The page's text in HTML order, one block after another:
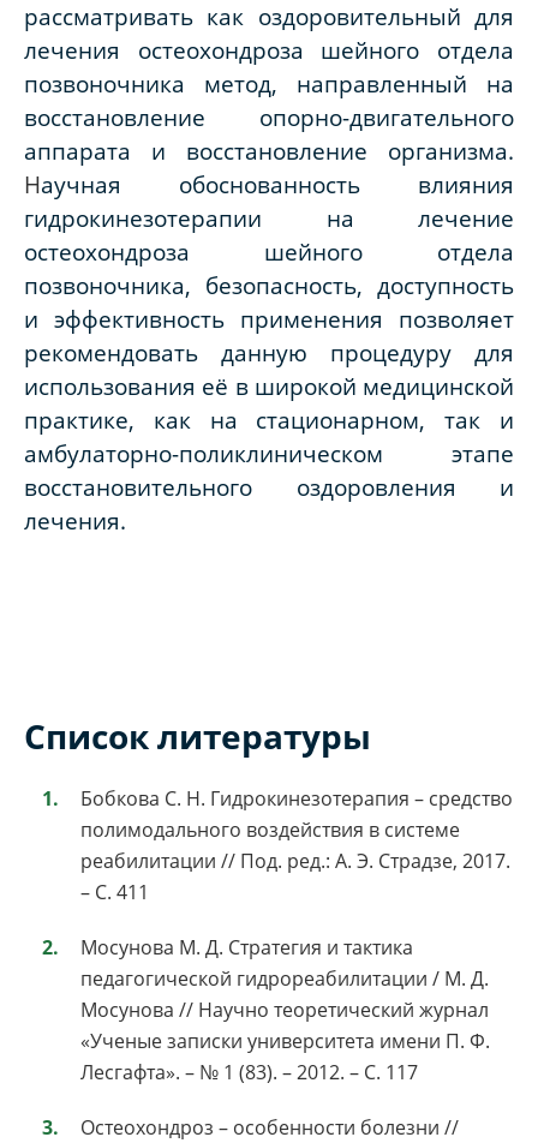
рассматривать как оздоровительный для
лечения остеохондроза шейного отдела
позвоночника метод, направленный на
восстановление опорно-двигательного
аппарата и восстановление организма.
Научная обоснованность влияния
гидрокинезотерапии на лечение
остеохондроза шейного отдела
позвоночника, безопасность, доступность
и эффективность применения позволяет
рекомендовать данную процедуру для
использования её в широкой медицинской
практике, как на стационарном, так и
амбулаторно-поликлиническом этапе
восстановительного оздоровления и
лечения.
Список литературы
Бобкова С. Н. Гидрокинезотерапия – средство
полимодального воздействия в системе
реабилитации // Под. ред.: А. Э. Страдзе, 2017.
– С. 411
Мосунова М. Д. Стратегия и тактика
педагогической гидрореабилитации / М. Д.
Мосунова // Научно теоретический журнал
«Ученые записки университета имени П. Ф.
Лесгафта». – № 1 (83). – 2012. – С. 117
Остеохондроз – особенности болезни //